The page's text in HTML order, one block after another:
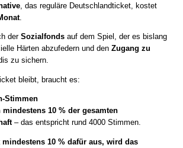
, das reguläre Deutschlandticket, kostet
.
der Sozialfonds auf dem Spiel, der es bislang
Härten abzufedern und den Zugang zu
zu sichern.
bleibt, braucht es:
Stimmen
10 % der gesamten
– das entspricht rund 4000 Stimmen.
10 % dafür aus, wird das